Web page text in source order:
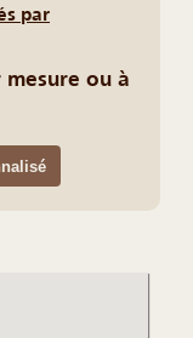
par
ou à